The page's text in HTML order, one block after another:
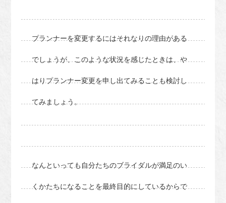
プランナーを変更するにはそれなりの理由がある
でしょうが、このような状況を感じたときは、や
はりプランナー変更を申し出てみることも検討し
てみましょう。
なんといっても自分たちのブライダルが満足のい
くかたちになることを最終目的にしているからで